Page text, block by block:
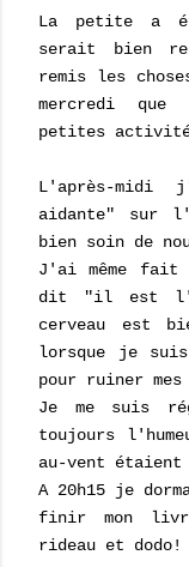
La petite a
serait bien
remis les
mercredi que
petites
L'après-midi
aidante" sur
bien soin de
J'ai même fait
dit "il est
cerveau est
lorsque je
pour ruiner
Je me suis
toujours
au-vent
A 20h15 je
finir mon
rideau et dodo!